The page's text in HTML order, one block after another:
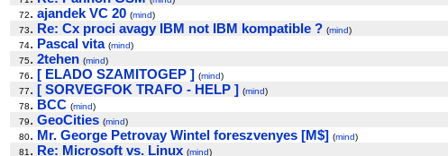
72. ajandek VC 20 (mind)
73. Re: Cx proci avagy IBM not IBM kompatible ? (mind)
74. Pascal vita (mind)
75. 2tehen (mind)
76. [ ELADO SZAMITOGEP ] (mind)
77. [ SORVEGFOK TRAFO - HELP ] (mind)
78. BCC (mind)
79. GeoCities (mind)
80. Mr. George Petrovay Wintel foreszvenyes [M$] (mind)
81 . Re: Microsoft vs. Linux (mind)